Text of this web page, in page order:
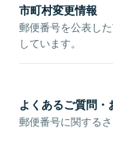
市町村変更情報
郵便番号を公表し
しています。
よくあるご質問・
郵便番号に関する